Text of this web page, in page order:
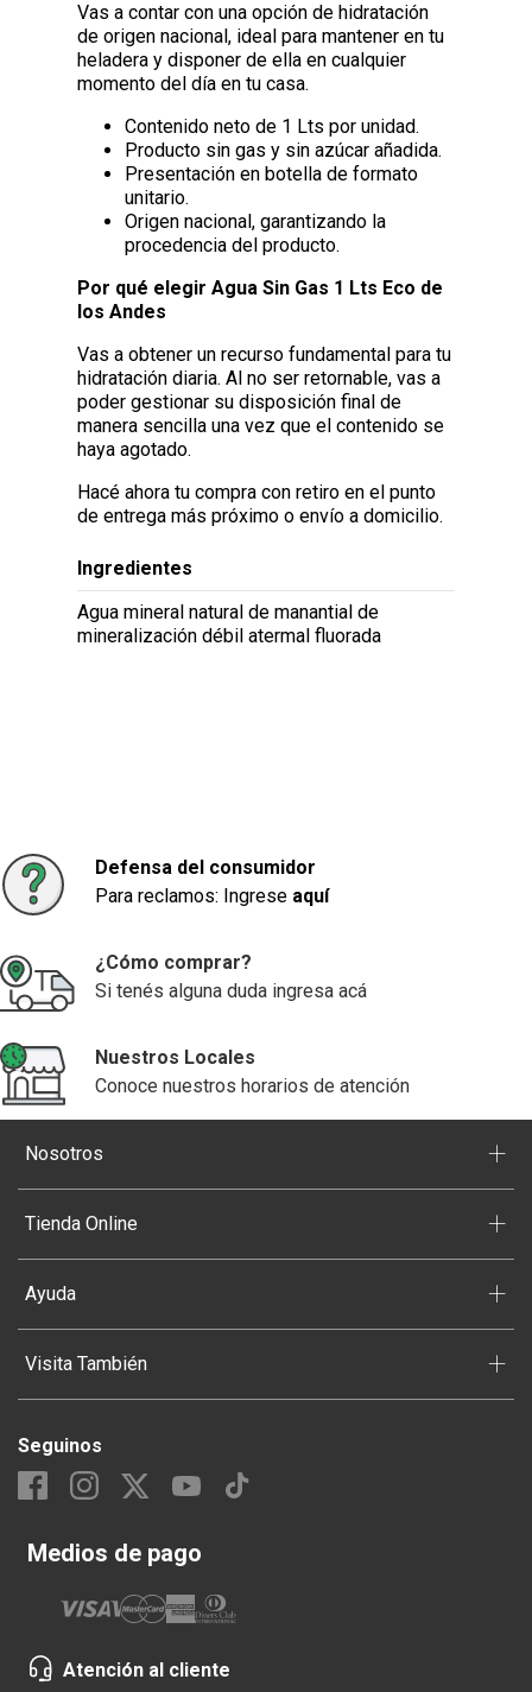
Vas a contar con una opción de hidratación
de origen nacional, ideal para mantener en tu
heladera y disponer de ella en cualquier
momento del día en tu casa.
Contenido neto de 1 Lts por unidad.
Producto sin gas y sin azúcar añadida.
Presentación en botella de formato
unitario.
Origen nacional, garantizando la
procedencia del producto.
Por qué elegir Agua Sin Gas 1 Lts Eco de
los Andes
Vas a obtener un recurso fundamental para tu
hidratación diaria. Al no ser retornable, vas a
poder gestionar su disposición final de
manera sencilla una vez que el contenido se
haya agotado.
Hacé ahora tu compra con retiro en el punto
de entrega más próximo o envío a domicilio.
Ingredientes
Agua mineral natural de manantial de
mineralización débil atermal fluorada
Defensa del consumidor
Para reclamos: Ingrese aquí
¿Cómo comprar?
Si tenés alguna duda ingresa acá
Nuestros Locales
Conoce nuestros horarios de atención
Nosotros +
Tienda Online +
Ayuda +
Visita También +
Seguinos
Medios de pago
Atención al cliente